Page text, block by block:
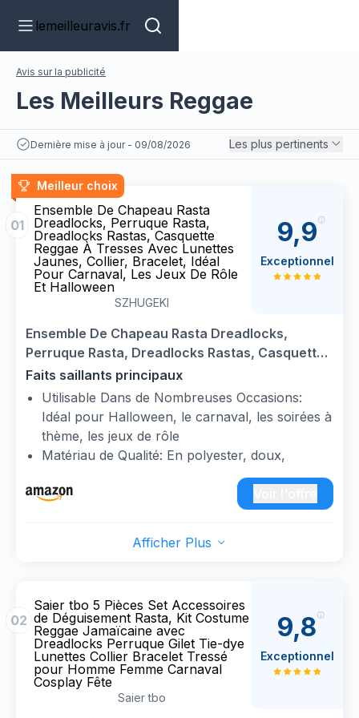
lemeilleuravis.fr
Avis sur la publicité
Les Meilleurs Reggae
Dernière mise à jour - 09/08/2026 Les plus pertinents
Meilleur choix
01
Ensemble De Chapeau Rasta
Dreadlocks, Perruque Rasta,
Dreadlocks Rastas, Casquette
Reggae À Tresses Avec Lunettes
Jaunes, Collier, Bracelet, Idéal
Pour Carnaval, Les Jeux De Rôle
Et Halloween
SZHUGEKI
Ensemble De Chapeau Rasta Dreadlocks,
Perruque Rasta, Dreadlocks Rastas, Casquette
Reggae À Tresses Avec Lunettes Jaunes,
Collier, Bracelet, Idéal Pour Carnaval, Les Jeux
De Rôle Et Halloween
Faits saillants principaux
Utilisable Dans de Nombreuses Occasions:
Idéal pour Halloween, le carnaval, les soirées à
thème, les jeux de rôle
Matériau de Qualité: En polyester, doux,
confortable et élastique, ne provoque aucune
sensation d'oppression même après un port
accessoires sont légers et confortables,
ensemble comprend 1 bonnet à tresses, 1 paire
de lunettes jaunes, 1 bracelet, 1 collier, tous les
accessoires nécessaires pour compléter votre
look, sans avoir besoin d'ajouts
supplémentaires
Design Unique: Chapeau Reggae Rasta
9,9
Exceptionnel
Afficher Plus
02
Saier tbo 5 Pièces Set Accessoires
de Déguisement Rasta, Kit Costume
Reggae Jamaïcaine avec
Dreadlocks Perruque Gilet Tie-dye
Lunettes Collier Bracelet Tressé
pour Homme Femme Carnaval
Cosplay Fête
Saier tbo
9,8
Exceptionnel